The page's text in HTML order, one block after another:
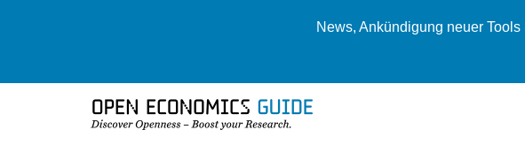
News, Ankündigung neuer